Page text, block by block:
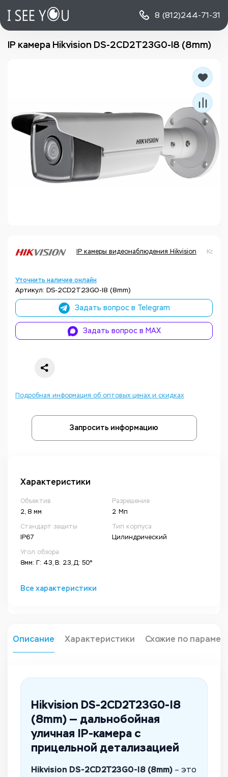
8 (812)244-71-31
IP камера Hikvision DS-2CD2T23G0-I8 (8mm)
IP камеры видеонаблюдения Hikvision Код
Уточнить наличие онлайн
Артикул: DS-2CD2T23G0-I8 (8mm)
Задать вопрос в Telegram
Задать вопрос в MAX
Подробная информация об оптовых ценах и скидках
Запросить информацию
Характеристики
Объектив
2, 8 мм
Разрешение
2 Мп
Стандарт защиты
IP67
Тип корпуса
Цилиндрический
Угол обзора
8мм: Г: 43, В: 23, Д: 50°
Все характеристики
Описание Характеристики Схожие по
Hikvision DS-2CD2T23G0-I8
(8mm) — дальнобойная
уличная IP-камера с
прицельной детализацией
Hikvision DS-2CD2T23G0-I8 (8mm) – это